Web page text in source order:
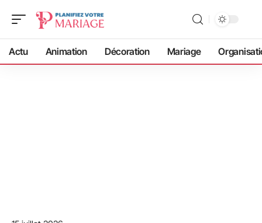
Actu Animation Décoration Mariage